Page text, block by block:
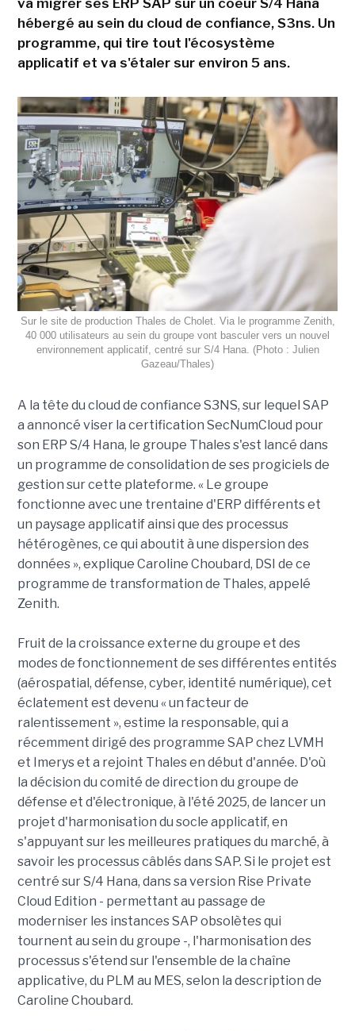
va migrer ses ERP SAP sur un coeur S/4 Hana
hébergé au sein du cloud de confiance, S3ns. Un
programme, qui tire tout l'écosystème
applicatif et va s'étaler sur environ 5 ans.
Sur le site de production Thales de Cholet. Via le programme Zenith,
40 000 utilisateurs au sein du groupe vont basculer vers un nouvel
environnement applicatif, centré sur S/4 Hana. (Photo : Julien
Gazeau/Thales)
A la tête du cloud de confiance S3NS, sur lequel SAP
a annoncé viser la certification SecNumCloud pour
son ERP S/4 Hana, le groupe Thales s'est lancé dans
un programme de consolidation de ses progiciels de
gestion sur cette plateforme. « Le groupe
fonctionne avec une trentaine d'ERP différents et
un paysage applicatif ainsi que des processus
hétérogènes, ce qui aboutit à une dispersion des
données », explique Caroline Choubard, DSI de ce
programme de transformation de Thales, appelé
Zenith.
Fruit de la croissance externe du groupe et des
modes de fonctionnement de ses différentes entités
(aérospatial, défense, cyber, identité numérique), cet
éclatement est devenu « un facteur de
ralentissement », estime la responsable, qui a
récemment dirigé des programme SAP chez LVMH
et Imerys et a rejoint Thales en début d'année. D'où
la décision du comité de direction du groupe de
défense et d'électronique, à l'été 2025, de lancer un
projet d'harmonisation du socle applicatif, en
s'appuyant sur les meilleures pratiques du marché, à
savoir les processus câblés dans SAP. Si le projet est
centré sur S/4 Hana, dans sa version Rise Private
Cloud Edition - permettant au passage de
moderniser les instances SAP obsolètes qui
tournent au sein du groupe -, l'harmonisation des
processus s'étend sur l'ensemble de la chaîne
applicative, du PLM au MES, selon la description de
Caroline Choubard.